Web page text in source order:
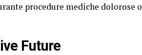
procedure mediche dolorose o
Future